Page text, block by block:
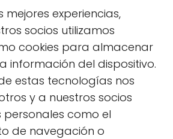
experiencias,
socios utilizamos
cookies para almacenar
información del dispositivo.
estas tecnologías nos
y a nuestros socios
como el
de navegación o
por sus numerosas
Aquí algunos de
El matcha contiene una
de antioxidantes, que
el daño celular.